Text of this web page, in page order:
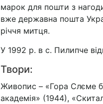
марок для пошти з
вже державна пошта
річчя митця.
У 1992 р. в с. Пилипче
Твори:
Живопис – «Гора Слєме
академія» (1944),